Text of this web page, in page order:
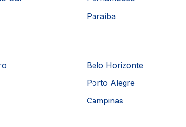
Paraíba
Belo Horizonte
Porto Alegre
Campinas